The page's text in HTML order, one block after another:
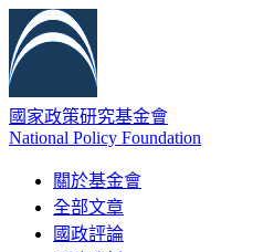
國家政策研究基金會
National Policy Foundation
關於基金會
全部文章
國政評論